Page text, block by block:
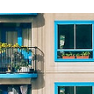
사할 때 받는 일시금, 위로금입니
무를 해야 하는데요. ✅ 계속 근
로시간이 15시간 이상인 근로자
요청할 수 있습니다. 일용 근로
면 퇴직금 수령이 가능합니다. 또